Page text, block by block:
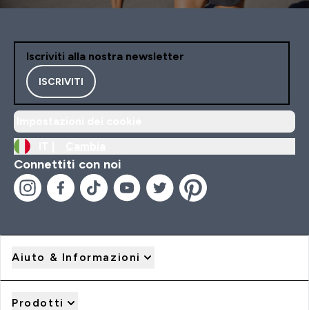
Iscriviti alla nostra newsletter
ISCRIVITI
Connettiti con noi
Aiuto & Informazioni
Prodotti